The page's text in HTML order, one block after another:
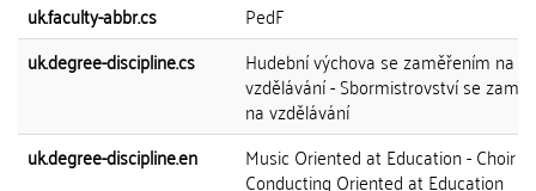
uk.faculty-abbr.cs
PedF
uk.degree-discipline.cs
Hudební výchova se zaměřením na
vzdělávání - Sbormistrovství se
na vzdělávání
uk.degree-discipline.en
Music Oriented at Education - Choir
Conducting Oriented at Education